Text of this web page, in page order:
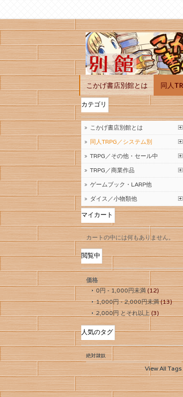
こかげ書店別館とは 同人
カテゴリ
こかげ書店別館とは
同人TRPG／システム別
TRPG／その他・セール中
TRPG／商業作品
ゲームブック・LARP他
ダイス／小物類他
マイカート
カートの中には何もありません。
閲覧中
価格
0円 - 1,000円未満 (12)
1,000円-2,000円未満(13)
2,000円とそれ以上(3)
人気のタグ
絶対隷奴
View All Tags